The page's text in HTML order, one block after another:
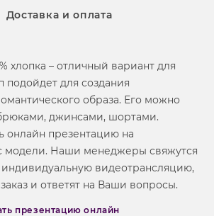
Доставка и оплата
хлопка – отличный вариант для
подойдет для создания
образа. Его можно
джинсами, шортами.
онлайн презентацию на
модели. Наши менеджеры свяжутся
видеотрансляцию,
и ответят на Ваши вопросы.
презентацию онлайн